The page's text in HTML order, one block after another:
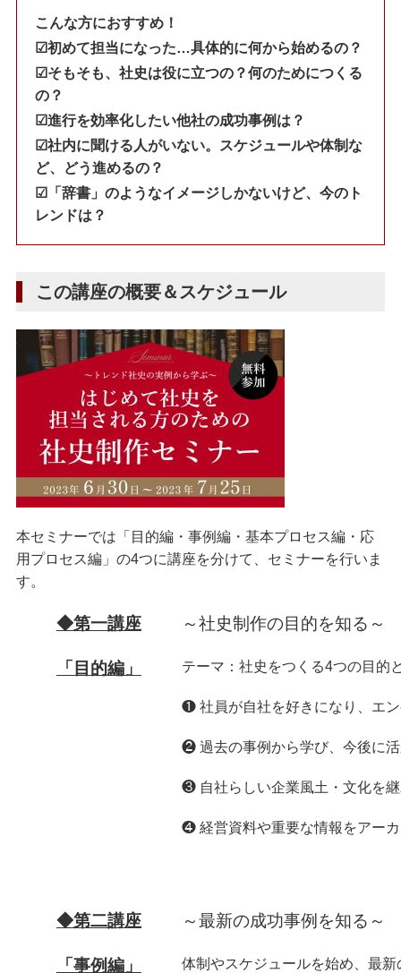
こんな方におすすめ！
☑︎初めて担当になった…具体的に何から始めるの？
☑︎そもそも、社史は役に立つの？何のためにつくる
の？
☑︎進行を効率化したい他社の成功事例は？
☑︎社内に聞ける人がいない。スケジュールや体制な
ど、どう進めるの？
☑︎「辞書」のようなイメージしかないけど、今のト
レンドは？
この講座の概要＆スケジュール
本セミナーでは「目的編・事例編・基本プロセス編・応
用プロセス編」の4つに講座を分けて、セミナーを行いま
す。
◆第一講座
「目的編」
～社史制作の目的を知る～
テーマ：社史をつくる4つの目的
❶ 社員が自社を好きになり、エ
❷ 過去の事例から学び、今後に
❸ 自社らしい企業風土・文化を
❹ 経営資料や重要な情報をアー
◆第二講座
「事例編」
～最新の成功事例を知る～
体制やスケジュールを始め、最